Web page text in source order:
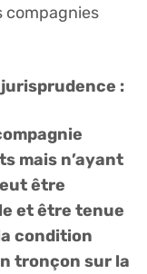
compagnies
:
mais n’ayant
être
et être tenue
condition
tronçon sur la